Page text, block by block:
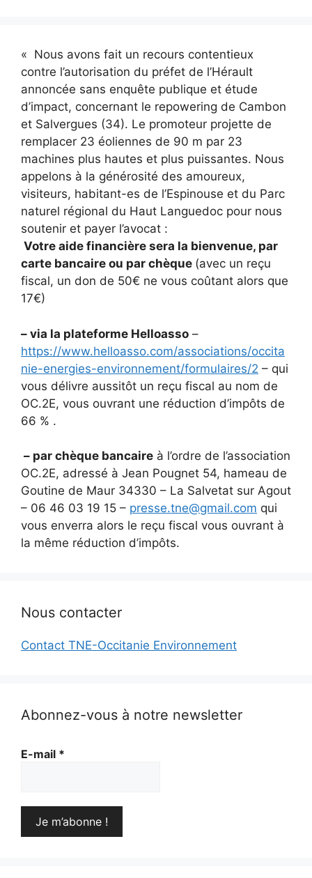
« Nous avons fait un recours contentieux
contre l’autorisation du préfet de l’Hérault
annoncée sans enquête publique et étude
d’impact, concernant le repowering de Cambon
et Salvergues (34). Le promoteur projette de
remplacer 23 éoliennes de 90 m par 23
machines plus hautes et plus puissantes. Nous
appelons à la générosité des amoureux,
visiteurs, habitant-es de l’Espinouse et du Parc
naturel régional du Haut Languedoc pour nous
soutenir et payer l’avocat :
Votre aide financière sera la bienvenue, par
carte bancaire ou par chèque (avec un reçu
fiscal, un don de 50€ ne vous coûtant alors que
17€)
– via la plateforme Helloasso –
https://www.helloasso.com/associations/occita
nie-energies-environnement/formulaires/2 – qui
vous délivre aussitôt un reçu fiscal au nom de
OC.2E, vous ouvrant une réduction d’impôts de
66 % .
– par chèque bancaire à l’ordre de l’association
OC.2E, adressé à Jean Pougnet 54, hameau de
Goutine de Maur 34330 – La Salvetat sur Agout
– 06 46 03 19 15 – presse.tne@gmail.com qui
vous enverra alors le reçu fiscal vous ouvrant à
la même réduction d’impôts.
Nous contacter
Contact TNE-Occitanie Environnement
Abonnez-vous à notre newsletter
E-mail *